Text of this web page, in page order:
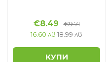
€8.49 €9.71
16.60 лв 18.99 лв
КУПИ